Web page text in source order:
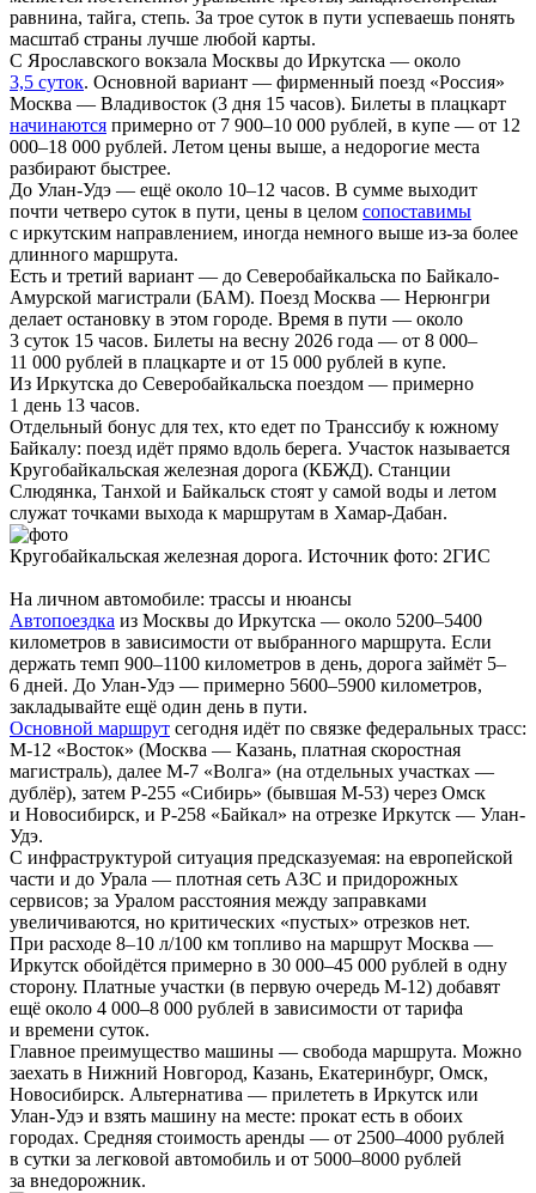
равнина, тайга, степь. За трое суток в пути успеваешь понять
масштаб страны лучше любой карты.
С Ярославского вокзала Москвы до Иркутска — около
3,5 суток. Основной вариант — фирменный поезд «Россия»
Москва — Владивосток (3 дня 15 часов). Билеты в плацкарт
начинаются примерно от 7 900–10 000 рублей, в купе — от 12
000–18 000 рублей. Летом цены выше, а недорогие места
разбирают быстрее.
До Улан-Удэ — ещё около 10–12 часов. В сумме выходит
почти четверо суток в пути, цены в целом сопоставимы
с иркутским направлением, иногда немного выше из-за более
длинного маршрута.
Есть и третий вариант — до Северобайкальска по Байкало-
Амурской магистрали (БАМ). Поезд Москва — Нерюнгри
делает остановку в этом городе. Время в пути — около
3 суток 15 часов. Билеты на весну 2026 года — от 8 000–
11 000 рублей в плацкарте и от 15 000 рублей в купе.
Из Иркутска до Северобайкальска поездом — примерно
1 день 13 часов.
Отдельный бонус для тех, кто едет по Транссибу к южному
Байкалу: поезд идёт прямо вдоль берега. Участок называется
Кругобайкальская железная дорога (КБЖД). Станции
Слюдянка, Танхой и Байкальск стоят у самой воды и летом
служат точками выхода к маршрутам в Хамар-Дабан.
Кругобайкальская железная дорога. Источник фото: 2ГИС
На личном автомобиле: трассы и нюансы
Автопоездка из Москвы до Иркутска — около 5200–5400
километров в зависимости от выбранного маршрута. Если
держать темп 900–1100 километров в день, дорога займёт 5–
6 дней. До Улан-Удэ — примерно 5600–5900 километров,
закладывайте ещё один день в пути.
Основной маршрут сегодня идёт по связке федеральных трасс:
М-12 «Восток» (Москва — Казань, платная скоростная
магистраль), далее М-7 «Волга» (на отдельных участках —
дублёр), затем Р-255 «Сибирь» (бывшая М-53) через Омск
и Новосибирск, и Р-258 «Байкал» на отрезке Иркутск — Улан-
Удэ.
С инфраструктурой ситуация предсказуемая: на европейской
части и до Урала — плотная сеть АЗС и придорожных
сервисов; за Уралом расстояния между заправками
увеличиваются, но критических «пустых» отрезков нет.
При расходе 8–10 л/100 км топливо на маршрут Москва —
Иркутск обойдётся примерно в 30 000–45 000 рублей в одну
сторону. Платные участки (в первую очередь М-12) добавят
ещё около 4 000–8 000 рублей в зависимости от тарифа
и времени суток.
Главное преимущество машины — свобода маршрута. Можно
заехать в Нижний Новгород, Казань, Екатеринбург, Омск,
Новосибирск. Альтернатива — прилететь в Иркутск или
Улан-Удэ и взять машину на месте: прокат есть в обоих
городах. Средняя стоимость аренды — от 2500–4000 рублей
в сутки за легковой автомобиль и от 5000–8000 рублей
за внедорожник.